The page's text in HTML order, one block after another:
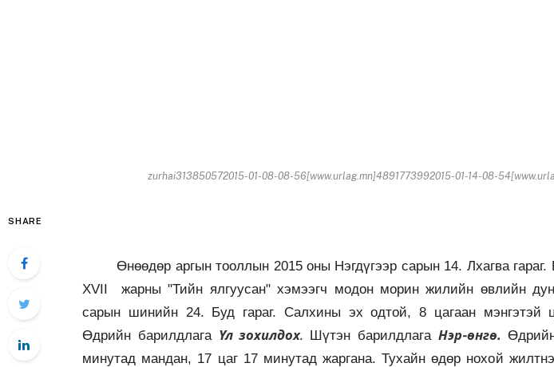
zurhai313850572015-01-08-08-56[www.urlag.mn]4891773992015-01-14-08-
SHARE
Өнөөдөр аргын тооллын 2015 оны Нэгдүгээр сарын 14. Лхагва гараг.
XVII жарны "Тийн ялгуусан" хэмээгч модон морин жилийн өвлийн
сарын шинийн 24. Буд гараг. Салхины эх одтой, 8 цагаан мэнгэтэй
Өдрийн барилдлага Үл зохилдох. Шүтэн барилдлага Нэр-өнгө.
минутад мандан, 17 цаг 17 минутад жаргана. Тухайн өдөр нохой